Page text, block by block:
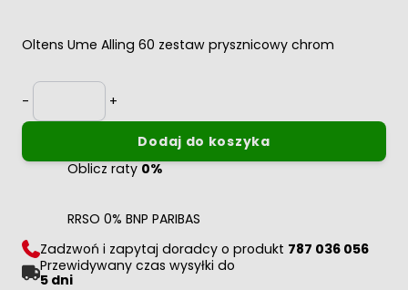
Oltens Ume Alling 60 zestaw prysznicowy chrom
-
Ilość
+
Dodaj do koszyka
Oblicz raty0%
RRSO 0% BNP PARIBAS
Zadzwoń i zapytaj doradcy o produkt 787 036 056
Przewidywany czas wysyłki do
5 dni